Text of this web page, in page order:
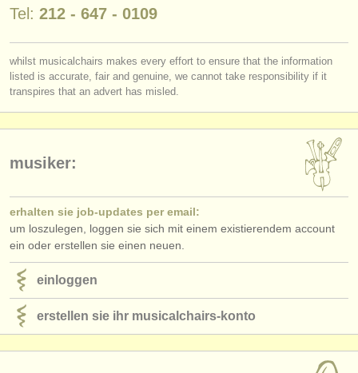
verlage:
anzeige veröffentlichen
Tel: 212 - 647 - 0109
whilst musicalchairs makes every effort to ensure that the information
listed is accurate, fair and genuine, we cannot take responsibility if it
transpires that an advert has misled.
musiker:
erhalten sie job-updates per email:
um loszulegen, loggen sie sich mit einem existierendem account
ein oder erstellen sie einen neuen.
einloggen
erstellen sie ihr musicalchairs-konto